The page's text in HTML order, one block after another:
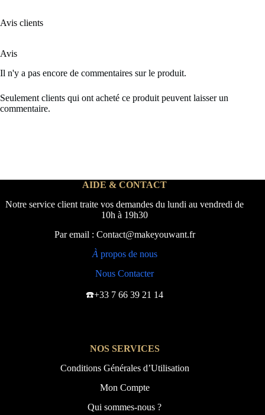
Avis clients
Avis
Il n'y a pas encore de commentaires sur le produit.
Seulement clients qui ont acheté ce produit peuvent laisser un
commentaire.
AIDE & CONTACT
Notre service client traite vos demandes du lundi au vendredi de
10h à 19h30
Par email : Contact@makeyouwant.fr
À propos de nous
Nous Contacter
☎️+33 7 66 39 21 14
NOS SERVICES
Conditions Générales d’Utilisation
Mon Compte
Qui sommes-nous ?